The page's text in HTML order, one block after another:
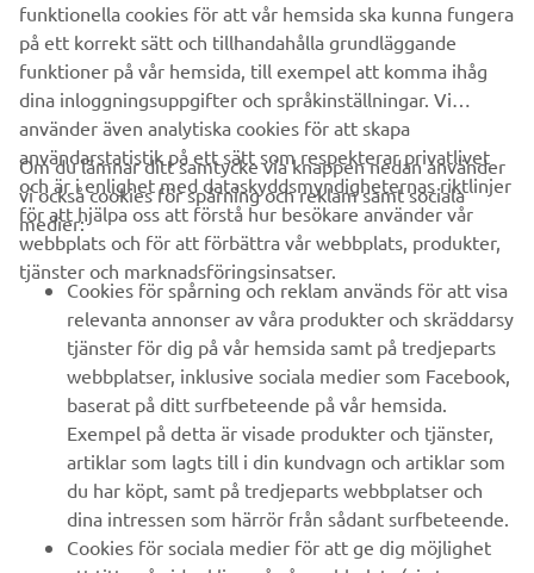
DISCOVER THE NEW YAMAHA EBIKES
FÖRETAG
B2B
UTFORSKA YAMAHA
FAQ & SUPPORT
NYHETSBREV
Bli först att ta del av de senaste erbjudandena, evenemangen,
nyheterna och mycket mer
funktionella cookies för att vår hemsida ska kunna fungera
på ett korrekt sätt och tillhandahålla grundläggande
funktioner på vår hemsida, till exempel att komma ihåg
dina inloggningsuppgifter och språkinställningar. Vi
använder även analytiska cookies för att skapa
användarstatistik på ett sätt som respekterar privatlivet
och är i enlighet med dataskyddsmyndigheternas riktlinjer
för att hjälpa oss att förstå hur besökare använder vår
webbplats och för att förbättra vår webbplats, produkter,
tjänster och marknadsföringsinsatser.
Om du lämnar ditt samtycke via knappen nedan använder
vi också cookies för spårning och reklam samt sociala
medier:
Cookies för spårning och reklam används för att visa
relevanta annonser av våra produkter och skräddarsy
tjänster för dig på vår hemsida samt på tredjeparts
webbplatser, inklusive sociala medier som Facebook,
baserat på ditt surfbeteende på vår hemsida.
Exempel på detta är visade produkter och tjänster,
artiklar som lagts till i din kundvagn och artiklar som
du har köpt, samt på tredjeparts webbplatser och
dina intressen som härrör från sådant surfbeteende.
Cookies för sociala medier för att ge dig möjlighet